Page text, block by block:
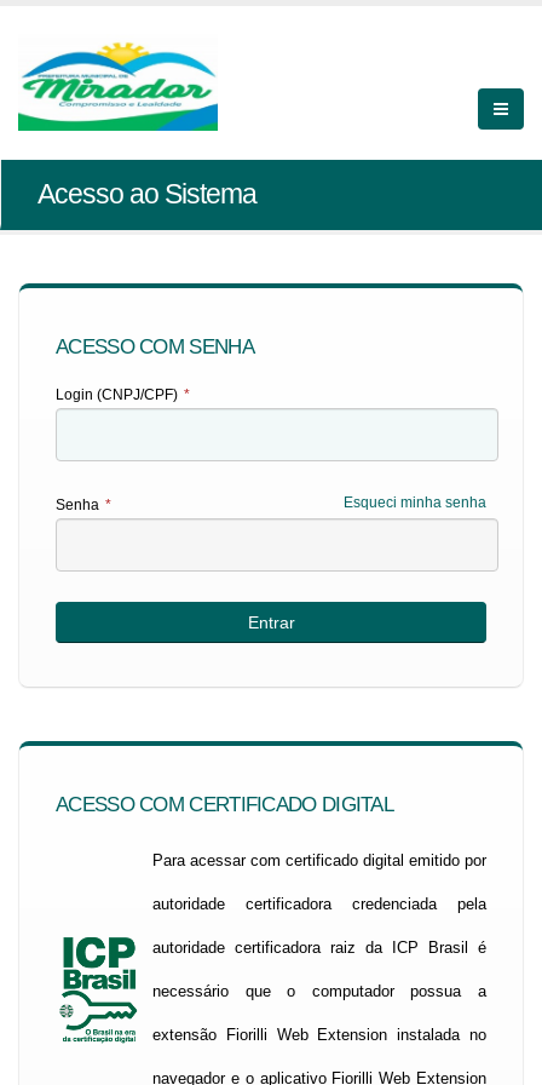
Acesso ao Sistema
ACESSO COM SENHA
Login (CNPJ/CPF) *
Esqueci minha senha
Senha *
ACESSO COM CERTIFICADO DIGITAL
Para acessar com certificado digital emitido por
autoridade certificadora credenciada pela
autoridade certificadora raiz da ICP Brasil é
necessário que o computador possua a
extensão Fiorilli Web Extension instalada no
navegador e o aplicativo Fiorilli Web Extension